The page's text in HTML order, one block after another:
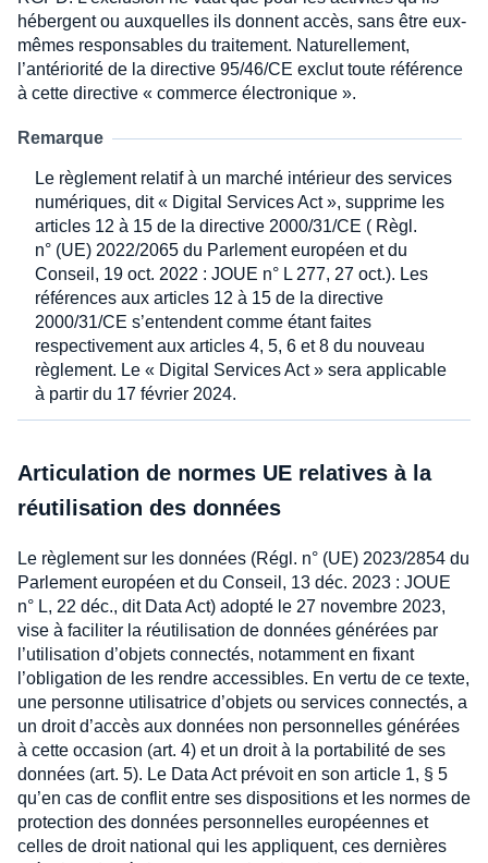
hébergent ou auxquelles ils donnent accès, sans être eux-
mêmes responsables du traitement. Naturellement,
l’antériorité de la directive 95/46/CE exclut toute référence
à cette directive « commerce électronique ».
Remarque
Le règlement relatif à un marché intérieur des services
numériques, dit « Digital Services Act », supprime les
articles 12 à 15 de la directive 2000/31/CE ( Règl.
n° (UE) 2022/2065 du Parlement européen et du
Conseil, 19 oct. 2022 : JOUE n° L 277, 27 oct.). Les
références aux articles 12 à 15 de la directive
2000/31/CE s’entendent comme étant faites
respectivement aux articles 4, 5, 6 et 8 du nouveau
règlement. Le « Digital Services Act » sera applicable
à partir du 17 février 2024.
Articulation de normes UE relatives à la
réutilisation des données
Le règlement sur les données (Régl. n° (UE) 2023/2854 du
Parlement européen et du Conseil, 13 déc. 2023 : JOUE
n° L, 22 déc., dit Data Act) adopté le 27 novembre 2023,
vise à faciliter la réutilisation de données générées par
l’utilisation d’objets connectés, notamment en fixant
l’obligation de les rendre accessibles. En vertu de ce texte,
une personne utilisatrice d’objets ou services connectés, a
un droit d’accès aux données non personnelles générées
à cette occasion (art. 4) et un droit à la portabilité de ses
données (art. 5). Le Data Act prévoit en son article 1, § 5
qu’en cas de conflit entre ses dispositions et les normes de
protection des données personnelles européennes et
celles de droit national qui les appliquent, ces dernières